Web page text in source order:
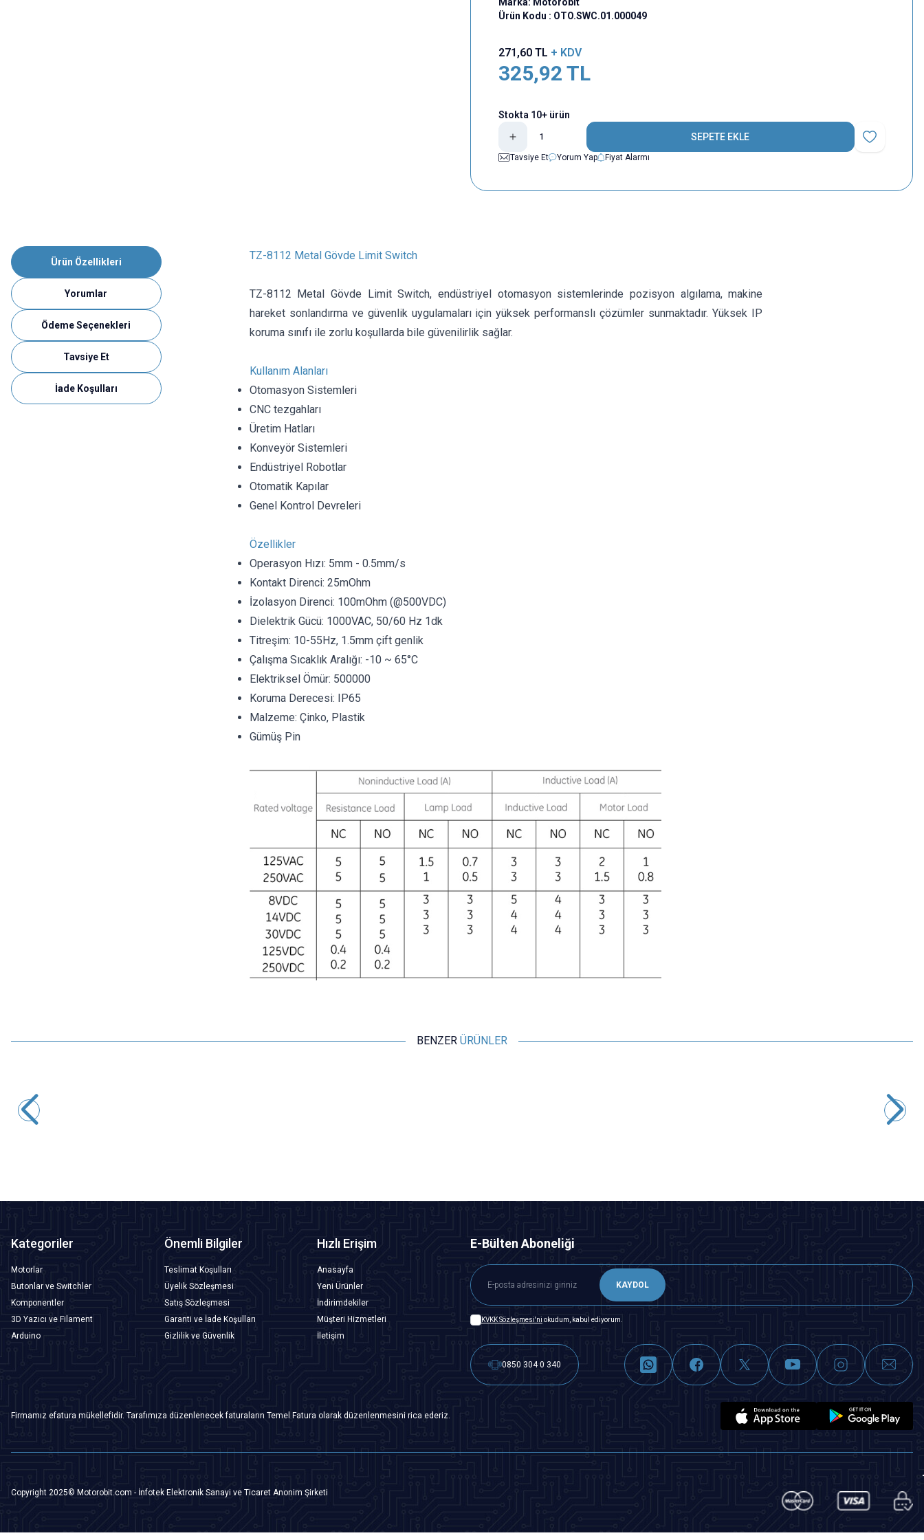
Ürün Kodu : OTO.SWC.01.000049
271,60TL + KDV
325,92 TL
Stokta 10+ ürün
SEPETE EKLE
Favoriye Ekle
Tavsiye Et
Yorum Yap Fiyat Alarmı
Ürün Özellikleri
Yorumlar
Ödeme Seçenekleri
Tavsiye Et
İade Koşulları
TZ-8112 Metal Gövde Limit Switch
TZ-8112 Metal Gövde Limit Switch, endüstriyel otomasyon sistemlerinde pozisyon algılama, makine
hareket sonlandırma ve güvenlik uygulamaları için yüksek performanslı çözümler sunmaktadır. Yüksek IP
koruma sınıfı ile zorlu koşullarda bile güvenilirlik sağlar.
Kullanım Alanları
Otomasyon Sistemleri
CNC tezgahları
Üretim Hatları
Konveyör Sistemleri
Endüstriyel Robotlar
Otomatik Kapılar
Genel Kontrol Devreleri
Özellikler
Operasyon Hızı: 5mm - 0.5mm/s
Kontakt Direnci: 25mOhm
İzolasyon Direnci: 100mOhm (@500VDC)
Dielektrik Gücü: 1000VAC, 50/60 Hz 1dk
Titreşim: 10-55Hz, 1.5mm çift genlik
Çalışma Sıcaklık Aralığı: -10 ~ 65°C
Elektriksel Ömür: 500000
Koruma Derecesi: IP65
Malzeme: Çinko, Plastik
Gümüş Pin
BENZER ÜRÜNLER
Kategoriler
Motorlar
Butonlar ve Switchler
Komponentler
3D Yazıcı ve Filament
Arduino
Önemli Bilgiler
Teslimat Koşulları
Üyelik Sözleşmesi
Satış Sözleşmesi
Garanti ve İade Koşulları
Gizlilik ve Güvenlik
Hızlı Erişim
Anasayfa
Yeni Ürünler
İndirimdekiler
Müşteri Hizmetleri
İletişim
E-Bülten Aboneliği
KAYDOL
KVKK Sözleşmesi'ni okudum, kabul ediyorum.
0850 304 0 340
Firmamız efatura mükellefidir. Tarafımıza düzenlenecek faturaların Temel Fatura olarak düzenlenmesini rica ederiz.
Copyright 2025© Motorobit.com - İnfotek Elektronik Sanayi ve Ticaret Anonim Şirketi